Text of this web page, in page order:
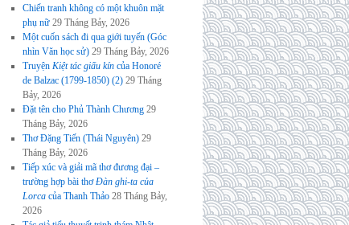
Chiến tranh không có một khuôn mặt
phụ nữ 29 Tháng Bảy, 2026
Một cuốn sách đi qua giới tuyến (Góc
nhìn Văn học sử) 29 Tháng Bảy, 2026
Truyện Kiệt tác giấu kíncủa Honoré
de Balzac (1799-1850) (2) 29 Tháng
Bảy, 2026
Đặt tên cho Phủ Thành Chương 29
Tháng Bảy, 2026
Thơ Đặng Tiến (Thái Nguyên) 29
Tháng Bảy, 2026
Tiếp xúc và giải mã thơ đương đại –
trường hợp bài thơĐàn ghi-ta của
Lorcacủa Thanh Thảo 28 Tháng Bảy,
2026